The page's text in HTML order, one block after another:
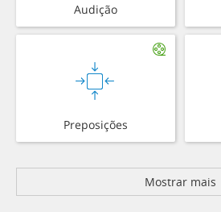
Audição
Preposições
Mostrar mais